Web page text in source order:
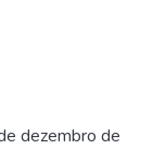
dezembro de